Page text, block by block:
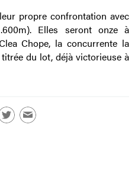
propre confrontation avec
Elles seront onze à
Chope, la concurrente la
du lot, déjà victorieuse à